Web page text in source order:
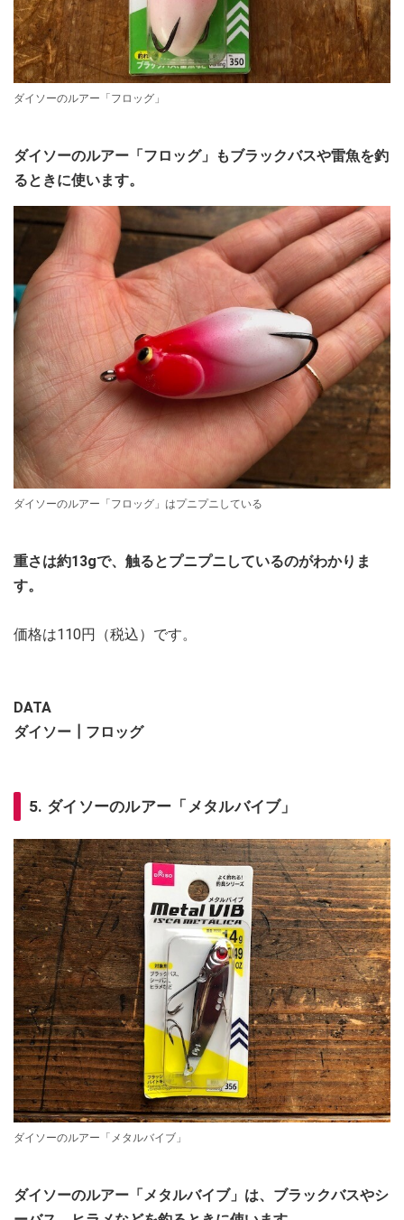
ダイソーのルアー「フロッグ」
ダイソーのルアー「フロッグ」もブラックバスや雷魚を釣
るときに使います。
ダイソーのルアー「フロッグ」はプニプニしている
重さは約13gで、触るとプニプニしているのがわかりま
す。
価格は110円（税込）です。
DATA
ダイソー┃フロッグ
5. ダイソーのルアー「メタルバイブ」
ダイソーのルアー「メタルバイブ」
ダイソーのルアー「メタルバイブ」は、ブラックバスやシ